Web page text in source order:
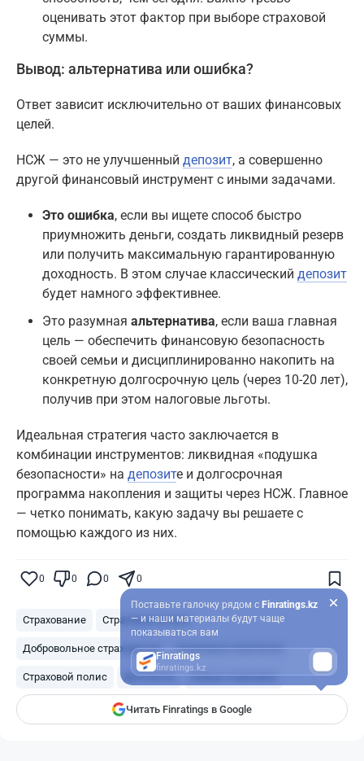
оценивать этот фактор при выборе страховой
суммы.
Вывод: альтернатива или ошибка?
Ответ зависит исключительно от ваших финансовых
целей.
НСЖ — это не улучшенный депозит, а совершенно
другой финансовый инструмент с иными задачами.
Это ошибка, если вы ищете способ быстро
приумножить деньги, создать ликвидный резерв
или получить максимальную гарантированную
доходность. В этом случае классический депозит
будет намного эффективнее.
Это разумная альтернатива, если ваша главная
цель — обеспечить финансовую безопасность
своей семьи и дисциплинированно накопить на
конкретную долгосрочную цель (через 10-20 лет),
получив при этом налоговые льготы.
Идеальная стратегия часто заключается в
комбинации инструментов: ликвидная «подушка
безопасности» на депозите и долгосрочная
программа накопления и защиты через НСЖ. Главное
— четко понимать, какую задачу вы решаете с
помощью каждого из них.
0 0 0 0
Страхование Страховые услуги
Добровольное страхование Страховые компании
Страховой полис Депозиты Новые страховки
Читать Finratings в Google
Поставьте галочку рядом с Finratings.kz
— и наши материалы будут чаще
показываться вам
Finratings
finratings.kz